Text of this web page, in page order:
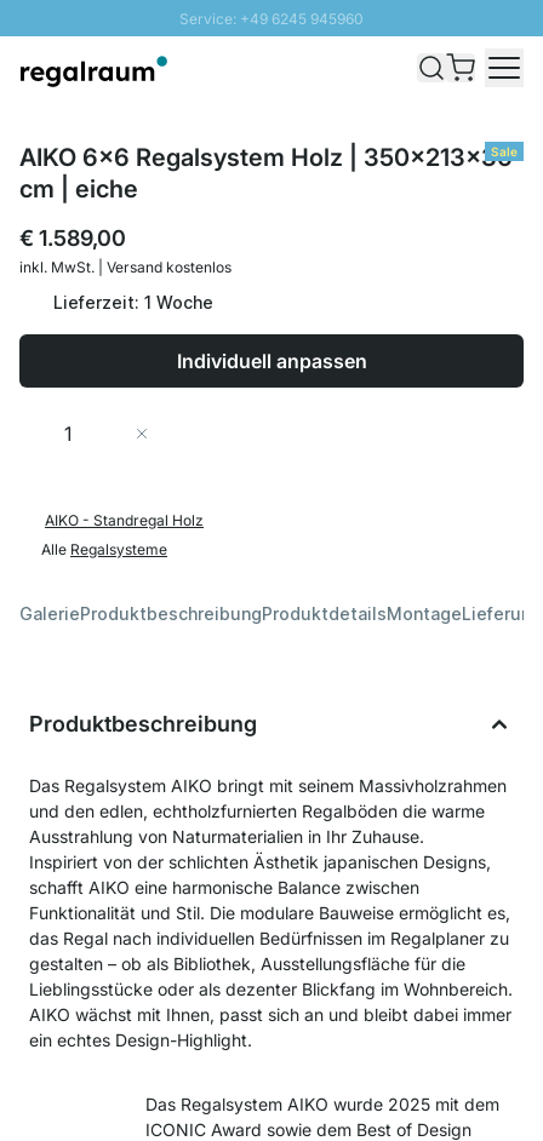
Service: +49 6245 945960
Schnelle Lieferung - Gratis Versand ab 100€
Sale
AIKO 6x6 Regalsystem Holz | 350x213x36
cm | eiche
€ 1.589,00
inkl. MwSt. | Versand kostenlos
Lieferzeit: 1 Woche
Individuell anpassen
Menge
AIKO - Standregal Holz
Alle Regalsysteme
GalerieProduktbeschreibungProduktdetailsMontage
Produktbeschreibung
Das Regalsystem AIKO bringt mit seinem Massivholzrahmen
und den edlen, echtholzfurnierten Regalböden die warme
Ausstrahlung von Naturmaterialien in Ihr Zuhause.
Inspiriert von der schlichten Ästhetik japanischen Designs,
schafft AIKO eine harmonische Balance zwischen
Funktionalität und Stil. Die modulare Bauweise ermöglicht es,
das Regal nach individuellen Bedürfnissen im Regalplaner zu
gestalten – ob als Bibliothek, Ausstellungsfläche für die
Lieblingsstücke oder als dezenter Blickfang im Wohnbereich.
AIKO wächst mit Ihnen, passt sich an und bleibt dabei immer
ein echtes Design-Highlight.
Das Regalsystem AIKO wurde 2025 mit dem
ICONIC Award sowie dem Best of Design